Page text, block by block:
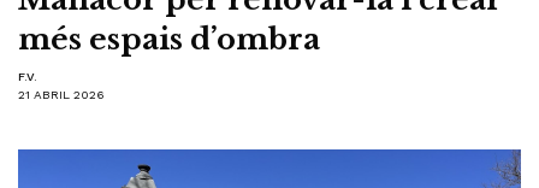
més espais d’ombra
F.V.
21 ABRIL 2026